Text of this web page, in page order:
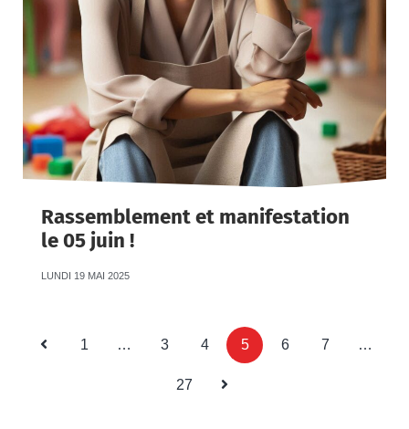
Rassemblement et manifestation
le 05 juin !
LUNDI 19 MAI 2025
1 … 3 4 5 6 7 …
27